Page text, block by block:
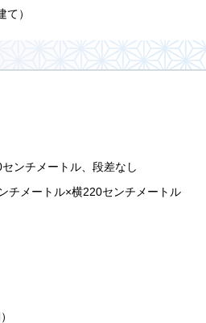
て）
ンチメートル、段差なし
チメートル×横220センチメートル